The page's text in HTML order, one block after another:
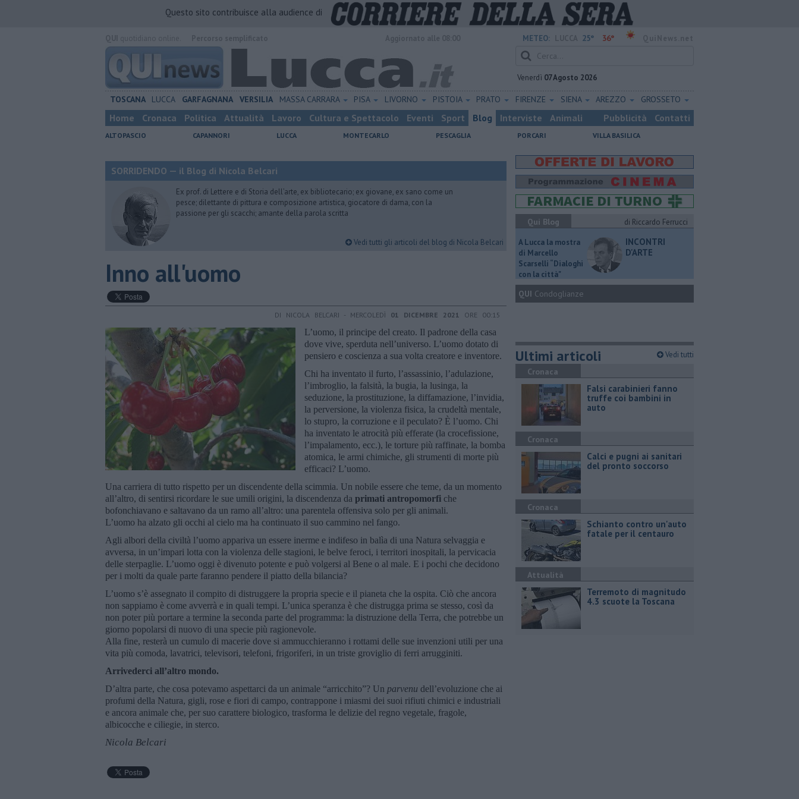
Questo sito contribuisce alla audience di
METEO: 25° 36°
Venerdì 07 Agosto 2026
TOSCANA LUCCA GARFAGNANA VERSILIA MASSA CARRARA PISA LIVORNO PISTOIA PRATO FIRENZE SIENA AREZZO GROSSETO
Home Cronaca Politica Attualità Lavoro Cultura e Spettacolo Eventi Sport Blog Interviste Animali Pubblicità Contatti
ALTOPASCIO CAPANNORI LUCCA MONTECARLO PESCAGLIA PORCARI VILLA BASILICA
SORRIDENDO — il Blog di Nicola Belcari
Ex prof. di Lettere e di Storia dell’arte, ex bibliotecario; ex giovane, ex sano come un
pesce; dilettante di pittura e composizione artistica, giocatore di dama, con la
passione per gli scacchi; amante della parola scritta
Vedi tutti gli articoli del blog di Nicola Belcari
Inno all'uomo
DI NICOLA BELCARI - MERCOLEDÌ 01 DICEMBRE 2021 ORE 00:15
L’uomo, il principe del creato. Il padrone della casa
dove vive, sperduta nell’universo. L’uomo dotato di
pensiero e coscienza a sua volta creatore e inventore.
Chi ha inventato il furto, l’assassinio, l’adulazione,
l’imbroglio, la falsità, la bugia, la lusinga, la
seduzione, la prostituzione, la diffamazione, l’invidia,
la perversione, la violenza fisica, la crudeltà mentale,
lo stupro, la corruzione e il peculato? È l’uomo. Chi
ha inventato le atrocità più efferate (la crocefissione,
l’impalamento, ecc.), le torture più raffinate, la bomba
atomica, le armi chimiche, gli strumenti di morte più
efficaci? L’uomo.
Una carriera di tutto rispetto per un discendente della scimmia. Un nobile essere che teme, da un momento
all’altro, di sentirsi ricordare le sue umili origini, la discendenza da primati antropomorfi che
bofonchiavano e saltavano da un ramo all’altro: una parentela offensiva solo per gli animali.
L’uomo ha alzato gli occhi al cielo ma ha continuato il suo cammino nel fango.
Agli albori della civiltà l’uomo appariva un essere inerme e indifeso in balìa di una Natura selvaggia e
avversa, in un’impari lotta con la violenza delle stagioni, le belve feroci, i territori inospitali, la pervicacia
delle sterpaglie. L’uomo oggi è divenuto potente e può volgersi al Bene o al male. E i pochi che decidono
per i molti da quale parte faranno pendere il piatto della bilancia?
L’uomo s’è assegnato il compito di distruggere la propria specie e il pianeta che la ospita. Ciò che ancora
non sappiamo è come avverrà e in quali tempi. L’unica speranza è che distrugga prima se stesso, così da
non poter più portare a termine la seconda parte del programma: la distruzione della Terra, che potrebbe un
giorno popolarsi di nuovo di una specie più ragionevole.
Alla fine, resterà un cumulo di macerie dove si ammucchieranno i rottami delle sue invenzioni utili per una
vita più comoda, lavatrici, televisori, telefoni, frigoriferi, in un triste groviglio di ferri arrugginiti.
Arrivederci all’altro mondo.
D’altra parte, che cosa potevamo aspettarci da un animale “arricchito”? Un parvenu dell’evoluzione che ai
profumi della Natura, gigli, rose e fiori di campo, contrappone i miasmi dei suoi rifiuti chimici e industriali
e ancora animale che, per suo carattere biologico, trasforma le delizie del regno vegetale, fragole,
albicocche e ciliegie, in sterco.
Nicola Belcari
Qui Blog
di Riccardo Ferrucci
A Lucca la mostra
di Marcello
Scarselli “Dialoghi
con la città"
INCONTRI
D'ARTE
QUI Condoglianze
Ultimi articoli Vedi tutti
Cronaca
Falsi carabinieri fanno
truffe coi bambini in
auto
Cronaca
Calci e pugni ai sanitari
del pronto soccorso
Cronaca
Schianto contro un'auto
fatale per il centauro
Attualità
Terremoto di magnitudo
4.3 scuote la Toscana